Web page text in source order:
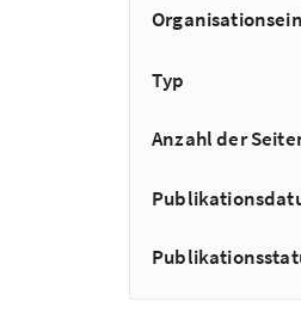
Typ
Anzahl der